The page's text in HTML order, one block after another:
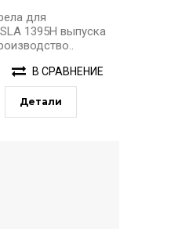
для
1395H выпуска
В СРАВНЕНИЕ
Детали